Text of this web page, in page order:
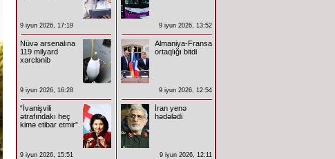
9 iyun 2026, 17:19
Nüvə arsenalına
119 milyard
xərclənib
9 iyun 2026, 16:28
“İvanişvili
ətrafındakı heç
kimə etibar etmir”
9 iyun 2026, 15:51
9 iyun 2026, 13:52
Almaniya-Fransa
ortaqlığı bitdi
9 iyun 2026, 12:54
İran yenə
hədələdi
9 iyun 2026, 12:11